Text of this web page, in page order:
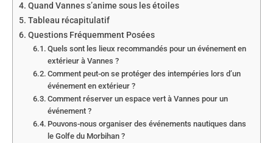
Quand Vannes s’anime sous les étoiles
Tableau récapitulatif
Questions Fréquemment Posées
Quels sont les lieux recommandés pour un événement en
extérieur à Vannes ?
Comment peut-on se protéger des intempéries lors d’un
événement en extérieur ?
Comment réserver un espace vert à Vannes pour un
événement ?
Pouvons-nous organiser des événements nautiques dans
le Golfe du Morbihan ?